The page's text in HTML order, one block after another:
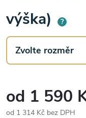
výška)
?
od 1 590
od 1 314 Kč bez DPH